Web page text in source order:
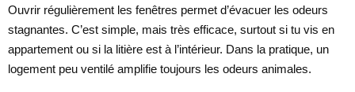
Ouvrir régulièrement les fenêtres permet d’évacuer les odeurs
stagnantes. C’est simple, mais très efficace, surtout si tu vis en
appartement ou si la litière est à l’intérieur. Dans la pratique, un
logement peu ventilé amplifie toujours les odeurs animales.